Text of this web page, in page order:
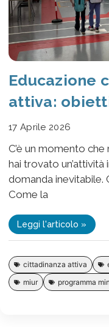
Educazione
attiva:
17 Aprile 2026
C’è un momento
hai trovato
domanda
Come la
Leggi l'articolo »
cittadinanza attiva
miur
programma